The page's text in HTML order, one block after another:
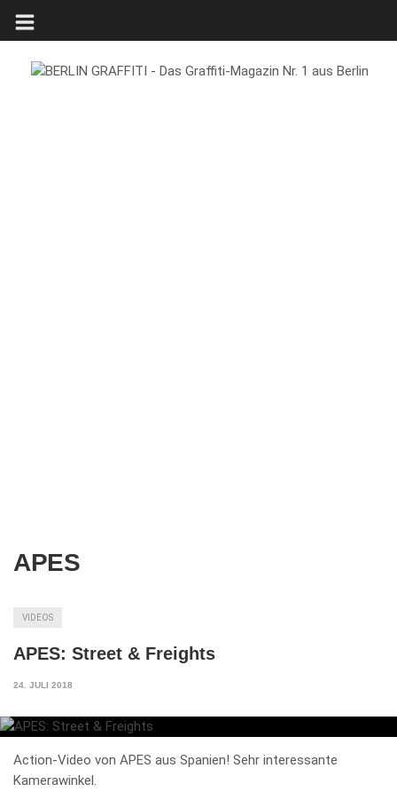
APES
VIDEOS
APES: Street & Freights
24. JULI 2018
Action-Video von APES aus Spanien! Sehr interessante
Kamerawinkel.